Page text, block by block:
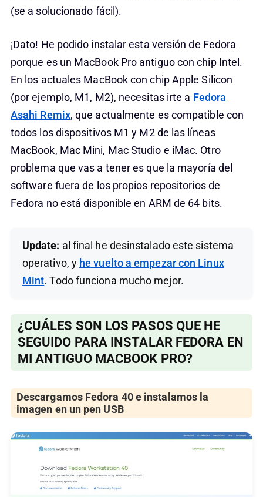
(se a solucionado fácil).
¡Dato! He podido instalar esta versión de Fedora
porque es un MacBook Pro antiguo con chip Intel.
En los actuales MacBook con chip Apple Silicon
(por ejemplo, M1, M2), necesitas irte a Fedora
Asahi Remix, que actualmente es compatible con
todos los dispositivos M1 y M2 de las líneas
MacBook, Mac Mini, Mac Studio e iMac. Otro
problema que vas a tener es que la mayoría del
software fuera de los propios repositorios de
Fedora no está disponible en ARM de 64 bits.
Update: al final he desinstalado este sistema
operativo, y he vuelto a empezar con Linux
Mint. Todo funciona mucho mejor.
¿CUÁLES SON LOS PASOS QUE HE
SEGUIDO PARA INSTALAR FEDORA EN
MI ANTIGUO MACBOOK PRO?
Descargamos Fedora 40 e instalamos la
imagen en un pen USB